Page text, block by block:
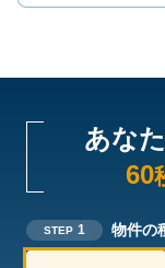
あな
60
STEP 1 物件の